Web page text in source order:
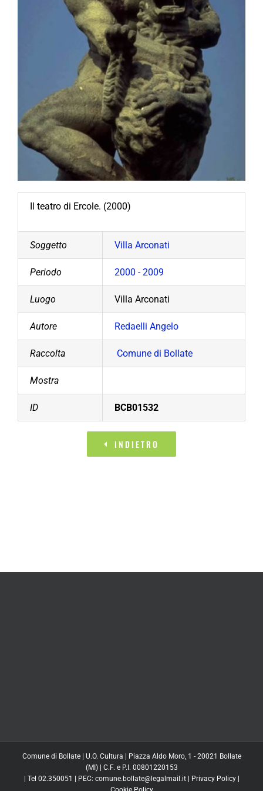
Il teatro di Ercole. (2000)
Soggetto Villa Arconati
Periodo 2000 - 2009
Luogo Villa Arconati
Autore Redaelli Angelo
Raccolta Comune di Bollate
Mostra
ID BCB01532
INDIETRO
Comune di Bollate | U.O. Cultura | Piazza Aldo Moro, 1 - 20021 Bollate
(MI) | C.F. e P.I. 00801220153
| Tel 02.350051 | PEC: comune.bollate@legalmail.it |
Privacy Policy|